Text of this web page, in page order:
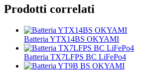
Prodotti correlati
Batteria YTX14BS OKYAMI
Batteria TX7LFPS BC LiFePo4